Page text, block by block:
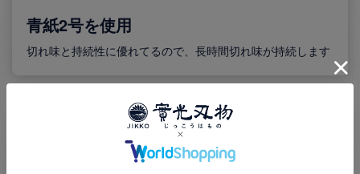
青紙2号を使用
切れ味と持続性に優れてるので、長時間切れ味が持続します